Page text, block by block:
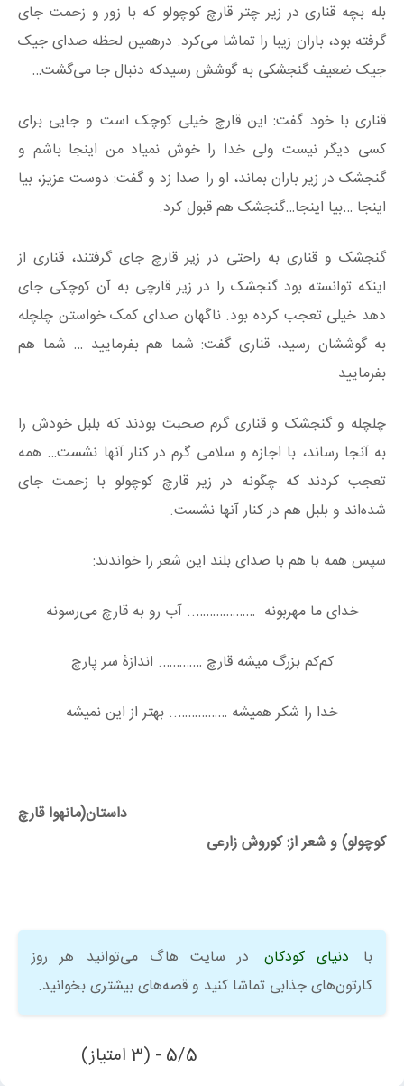
بله بچه قناری در زیر چتر قارچ کوچولو که با زور و زحمت جای
گرفته بود، باران زیبا را تماشا می‌کرد. درهمین لحظه صدای جیک
جیک ضعیف گنجشکی به گوشش رسیدکه دنبال جا می‌گشت…
قناری با خود گفت: این قارچ خیلی کوچک است و جایی برای
کسی دیگر نیست ولی خدا را خوش نمیاد من اینجا باشم و
گنجشک در زیر باران بماند، او را صدا زد و گفت: دوست عزیز، بیا
اینجا …بیا اینجا…گنجشک هم قبول کرد.
گنجشک و قناری به راحتی در زیر قارچ جای گرفتند، قناری از
اینکه توانسته بود گنجشک را در زیر قارچی به آن کوچکی جای
دهد خیلی تعجب کرده بود. ناگهان صدای کمک خواستن چلچله
به گوششان رسید، قناری گفت: شما هم بفرمایید … شما هم
بفرمایید
چلچله و گنجشک و قناری گرم صحبت بودند که بلبل خودش را
به آنجا رساند، با اجازه و سلامی گرم در کنار آنها نشست… همه
تعجب کردند که چگونه در زیر قارچ کوچولو با زحمت جای
شده‌اند و بلبل هم در کنار آنها نشست.
سپس همه با هم با صدای بلند این شعر را خواندند:
خدای ما مهربونه ……………….. آب رو به قارچ می‌رسونه
کم‌کم بزرگ میشه قارچ …………. اندازۀ سر پارچ
خدا را شکر همیشه …………….. بهتر از این نمیشه
داستان(مانهوا قارچ
کوچولو) و شعر از: کوروش زارعی
با دنیای کودکان
در سایت هاگ می‌توانید هر روز
کارتون‌های جذابی تماشا کنید و قصه‌های بیشتری بخوانید.
5/5 - (3 امتیاز)